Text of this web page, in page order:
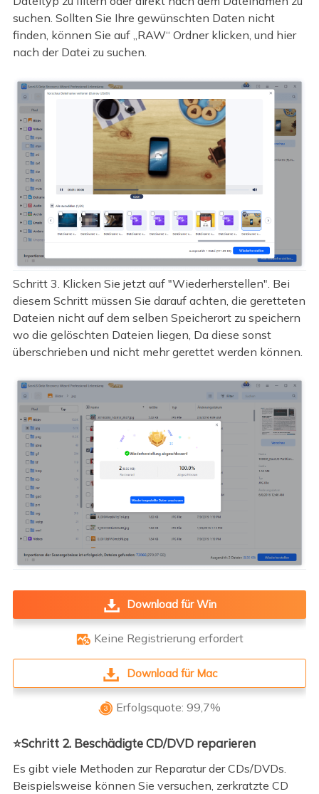
suchen. Sollten Sie Ihre gewünschten Daten nicht
finden, können Sie auf „RAW“ Ordner klicken, und hier
nach der Datei zu suchen.
Schritt 3. Klicken Sie jetzt auf "Wiederherstellen". Bei
diesem Schritt müssen Sie darauf achten, die geretteten
Dateien nicht auf dem selben Speicherort zu speichern
wo die gelöschten Dateien liegen, Da diese sonst
überschrieben und nicht mehr gerettet werden können.
Download für Win
 Keine Registrierung erfordert
Download für Mac
 Erfolgsquote: 99,7%
⭐Schritt 2. Beschädigte CD/DVD reparieren
Es gibt viele Methoden zur Reparatur der CDs/DVDs.
Beispielsweise können Sie versuchen, zerkratzte CD